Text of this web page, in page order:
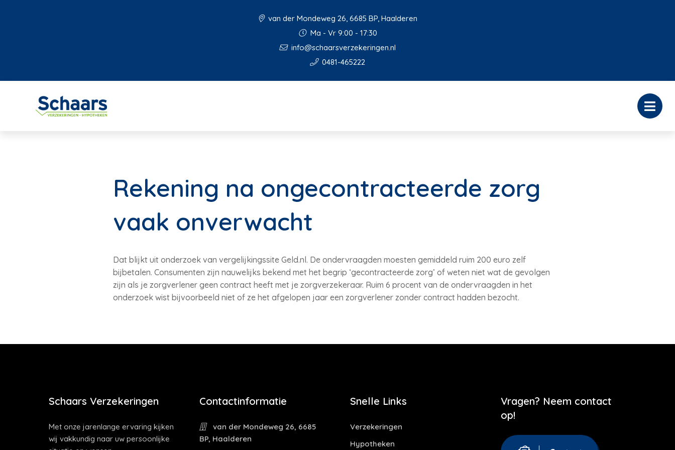
van der Mondeweg 26, 6685 BP, Haalderen
Ma - Vr 9:00 - 17:30
info@schaarsverzekeringen.nl
0481-465222
Rekening na ongecontracteerde zorg
vaak onverwacht
Dat blijkt uit onderzoek van vergelijkingssite Geld.nl. De ondervraagden moesten gemiddeld ruim 200 euro zelf
bijbetalen. Consumenten zijn nauwelijks bekend met het begrip ‘gecontracteerde zorg’ of weten niet wat de gevolgen
zijn als je zorgverlener geen contract heeft met je zorgverzekeraar. Ruim 6 procent van de ondervraagden in het
onderzoek wist bijvoorbeeld niet of ze het afgelopen jaar een zorgverlener zonder contract hadden bezocht.
Schaars Verzekeringen
Met onze jarenlange ervaring kijken
wij vakkundig naar uw persoonlijke
Contactinformatie
van der Mondeweg 26, 6685
BP, Haalderen
Snelle Links
Verzekeringen
Hypotheken
Vragen? Neem contact
op!